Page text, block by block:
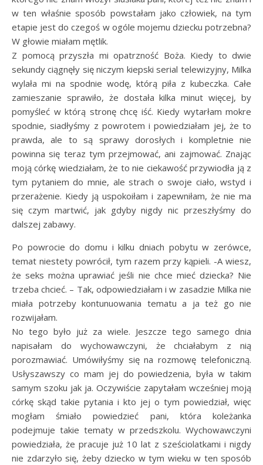
w ten właśnie sposób powstałam jako człowiek, na tym
etapie jest do czegoś w ogóle mojemu dziecku potrzebna?
W głowie miałam mętlik.
Z pomocą przyszła mi opatrzność Boża. Kiedy to dwie
sekundy ciągnęły się niczym kiepski serial telewizyjny, Milka
wylała mi na spodnie wodę, którą piła z kubeczka. Całe
zamieszanie sprawiło, że dostała kilka minut więcej, by
pomyśleć w którą stronę chcę iść. Kiedy wytarłam mokre
spodnie, siadłyśmy z powrotem i powiedziałam jej, że to
prawda, ale to są sprawy dorosłych i kompletnie nie
powinna się teraz tym przejmować, ani zajmować. Znając
moją córkę wiedziałam, że to nie ciekawość przywiodła ją z
tym pytaniem do mnie, ale strach o swoje ciało, wstyd i
przerażenie. Kiedy ją uspokoiłam i zapewniłam, że nie ma
się czym martwić, jak gdyby nigdy nic przeszłyśmy do
dalszej zabawy.
Po powrocie do domu i kilku dniach pobytu w zerówce,
temat niestety powrócił, tym razem przy kąpieli. -A wiesz,
że seks można uprawiać jeśli nie chce mieć dziecka? Nie
trzeba chcieć. – Tak, odpowiedziałam i w zasadzie Milka nie
miała potrzeby kontunuowania tematu a ja też go nie
rozwijałam.
No tego było już za wiele. Jeszcze tego samego dnia
napisałam do wychowawczyni, że chciałabym z nią
porozmawiać. Umówiłyśmy się na rozmowę telefoniczną.
Usłyszawszy co mam jej do powiedzenia, była w takim
samym szoku jak ja. Oczywiście zapytałam wcześniej moją
córkę skąd takie pytania i kto jej o tym powiedział, więc
mogłam śmiało powiedzieć pani, która koleżanka
podejmuje takie tematy w przedszkolu. Wychowawczyni
powiedziała, że pracuje już 10 lat z sześciolatkami i nigdy
nie zdarzyło się, żeby dziecko w tym wieku w ten sposób